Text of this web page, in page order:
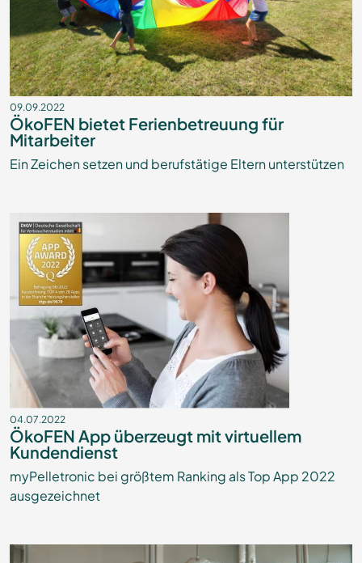
09.09.2022
ÖkoFEN bietet Ferienbetreuung für
Mitarbeiter
Ein Zeichen setzen und berufstätige Eltern unterstützen
04.07.2022
ÖkoFEN App überzeugt mit virtuellem
Kundendienst
myPelletronic bei größtem Ranking als Top App 2022
ausgezeichnet